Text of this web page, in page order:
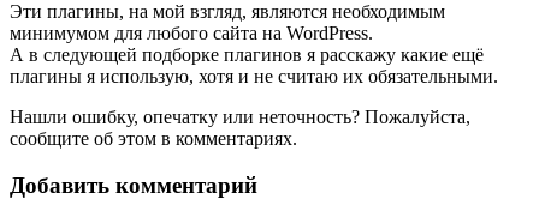
Эти плагины, на мой взгляд, являются необходимым
минимумом для любого сайта на WordPress.
А в следующей подборке плагинов я расскажу какие ещё
плагины я использую, хотя и не считаю их обязательными.
Нашли ошибку, опечатку или неточность? Пожалуйста,
сообщите об этом в комментариях.
Добавить комментарий